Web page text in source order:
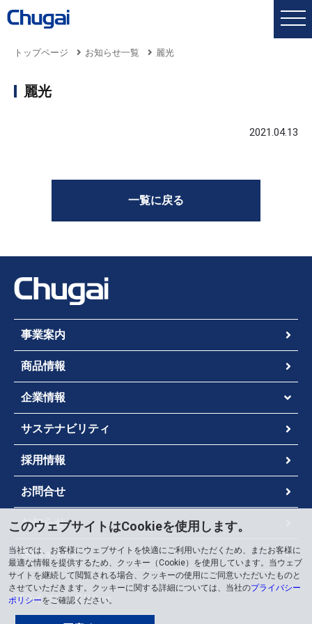
トップページ お知らせ一覧 麗光
麗光
2021.04.13
一覧に戻る
事業案内
商品情報
企業情報
サステナビリティ
採用情報
お問合せ
お知らせ
Global Site
プライバシーポリシー
このウェブサイトはCookieを使用します。
当社では、お客様にウェブサイトを快適にご利用いただくため、またお客様に
最適な情報を提供するため、クッキー（Cookie）を使用しています。当ウェブ
サイトを継続して閲覧される場合、クッキーの使用にご同意いただいたものと
させていただきます。クッキーに関する詳細については、当社のプライバシー
ポリシーをご確認ください。